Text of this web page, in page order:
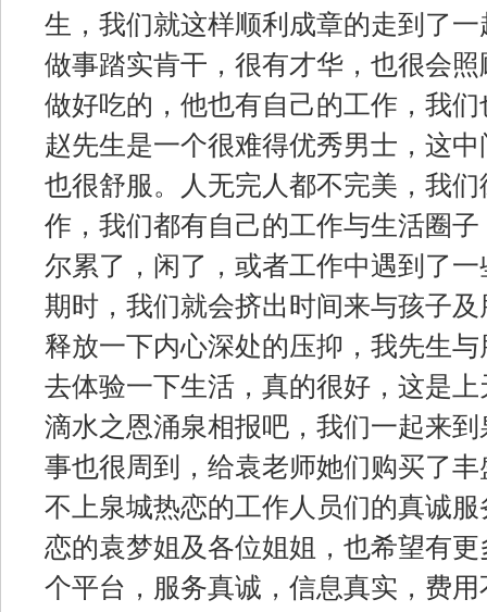
生，我们就这样顺利成章的走到了
做事踏实肯干，很有才华，也很会
做好吃的，他也有自己的工作，我
赵先生是一个很难得优秀男士，这
也很舒服。人无完人都不完美，我
作，我们都有自己的工作与生活圈
尔累了，闲了，或者工作中遇到了
期时，我们就会挤出时间来与孩子
释放一下内心深处的压抑，我先生
去体验一下生活，真的很好，这是
滴水之恩涌泉相报吧，我们一起来
事也很周到，给袁老师她们购买了
不上泉城热恋的工作人员们的真诚
恋的袁梦姐及各位姐姐，也希望有
个平台，服务真诚，信息真实，费